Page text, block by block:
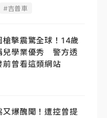
#吉普車
槍擊震驚全球！14歲
兒學業優秀 警方透
前曾看這類網站
又爆醜聞！遭控曾提